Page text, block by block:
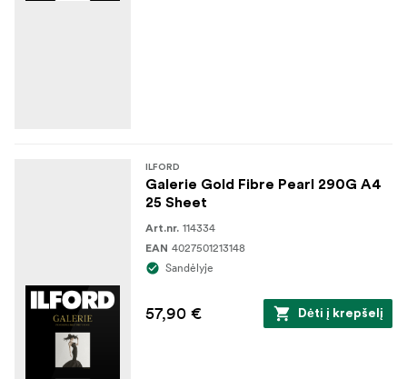
ILFORD
Galerie Gold Fibre Pearl 290G A4
25 Sheet
Art.nr. 114334
EAN 4027501213148
Sandėlyje
57,90 € Dėti į krepšelį